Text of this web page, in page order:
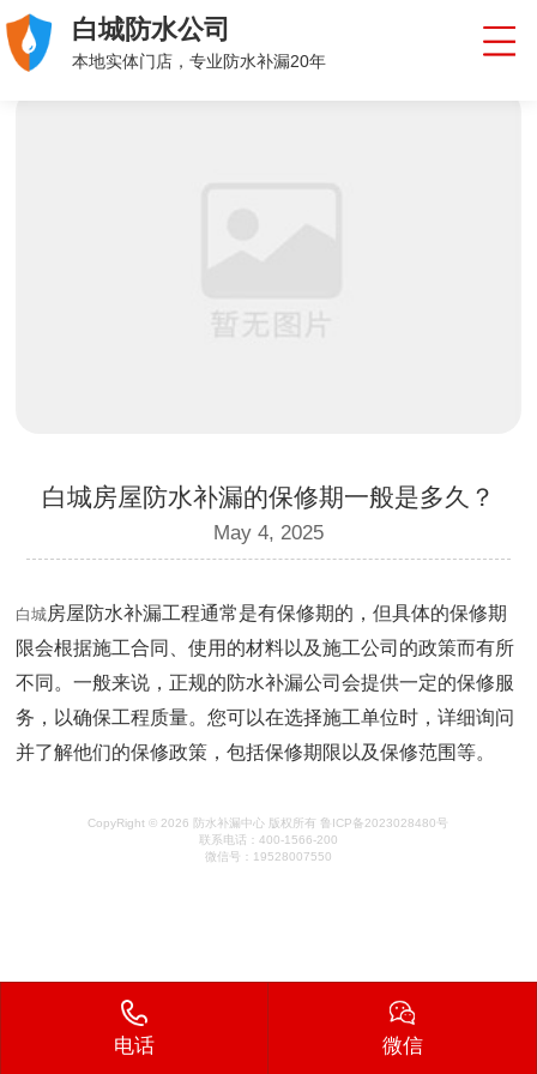
白城防水公司
本地实体门店，专业防水补漏20年
白城房屋防水补漏的保修期一般是多久？
May 4, 2025
白城房屋防水补漏工程通常是有保修期的，但具体的保修期
限会根据施工合同、使用的材料以及施工公司的政策而有所
不同。一般来说，正规的防水补漏公司会提供一定的保修服
务，以确保工程质量。您可以在选择施工单位时，详细询问
并了解他们的保修政策，包括保修期限以及保修范围等。
CopyRight © 2026 防水补漏中心 版权所有 鲁ICP备2023028480号
联系电话：400-1566-200
微信号：19528007550
电话 微信